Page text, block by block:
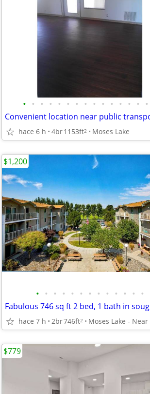
• • • • • • • • • • • • • • •
hace 6 h 4br1153ft2 Moses Lake
• • • • • • • • • • • • •
hace 7 h 2br746ft2
$1,200
$779